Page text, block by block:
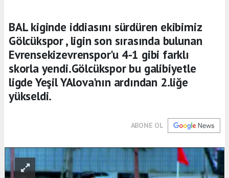
BAL kiginde iddiasını sürdüren ekibimiz
Gölcükspor , ligin son sırasında bulunan
Evrensekizevrenspor'u 4-1 gibi farklı
skorla yendi.Gölcükspor bu galibiyetle
ligde Yeşil YAlova'nın ardından 2.liğe
yükseldi.
ABONE OL